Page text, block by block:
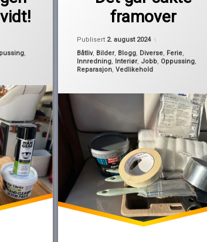
,
framover
Publisert 2. august 2024
Kategorier:
Båtliv, Bilder, Blogg, Diverse, Ferie,
Innredning, Interiør, Jobb, Oppussing,
Reparasjon, Vedlikehold
isolasjon
rydding
skrogtrekk
vasking